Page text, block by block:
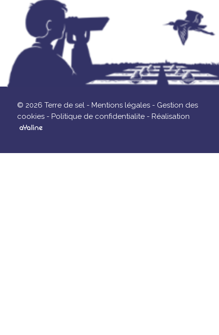
© 2026 Terre de sel - Mentions légales - Gestion des
cookies - Politique de confidentialite - Réalisation